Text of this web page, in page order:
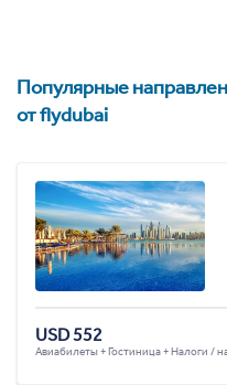
Популярные
от flydubai
USD 552
Авиабилеты + Гостиница + Налоги /